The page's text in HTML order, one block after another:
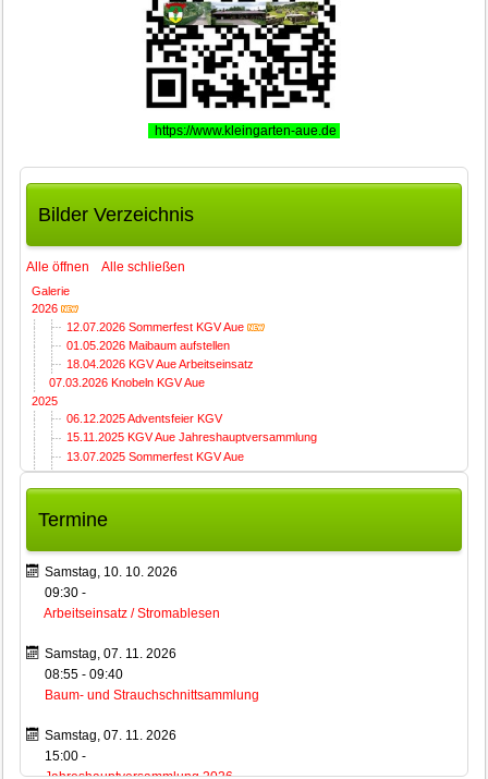
https://www.kleingarten-aue.de
Bilder Verzeichnis
Alle öffnen Alle schließen
Galerie
2026
12.07.2026 Sommerfest KGV Aue
01.05.2026 Maibaum aufstellen
18.04.2026 KGV Aue Arbeitseinsatz
07.03.2026 Knobeln KGV Aue
2025
06.12.2025 Adventsfeier KGV
15.11.2025 KGV Aue Jahreshauptversammlung
13.07.2025 Sommerfest KGV Aue
01.05.2025 Maibaum aufstellen
12.04.2025 KGV Aue Arbeitseinsatz
01.03.2025 Knobeln KGV Aue
2024
16.11.2024 KGV Aue Jahreshauptversammlung
14.07.2024 Sommerfest KGV Aue
24.02.2024 Knobeln KGV Aue
2023
09.12.2023 Adventsfeier KGV
14.10.2023 KGV Aue Arbeitseinsatz
16.07.2023 Sommerfest KGV Aue
01.05.2023 Maibaum aufstellen
Termine
Samstag, 10. 10. 2026
09:30 -
Arbeitseinsatz / Stromablesen
Samstag, 07. 11. 2026
08:55 -09:40
Baum- und Strauchschnittsammlung
Samstag, 07. 11. 2026
15:00 -